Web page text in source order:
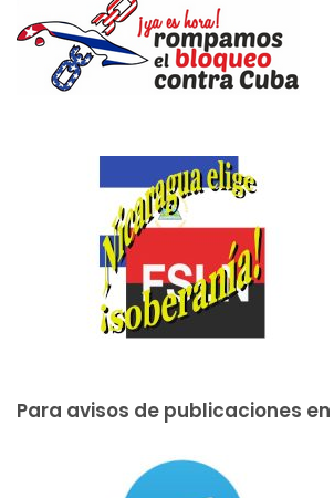
Para avisos de publicaciones